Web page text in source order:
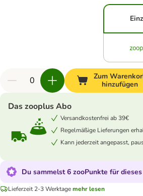
Zum
hinzufügen
Das zooplus Abo
Versandkostenfrei ab 39€
Regelmäßige Lieferungen
Kann jederzeit angepasst,
Du sammelst 6 zooPunkte für
Lieferzeit 2-3 Werktagemehr lesen